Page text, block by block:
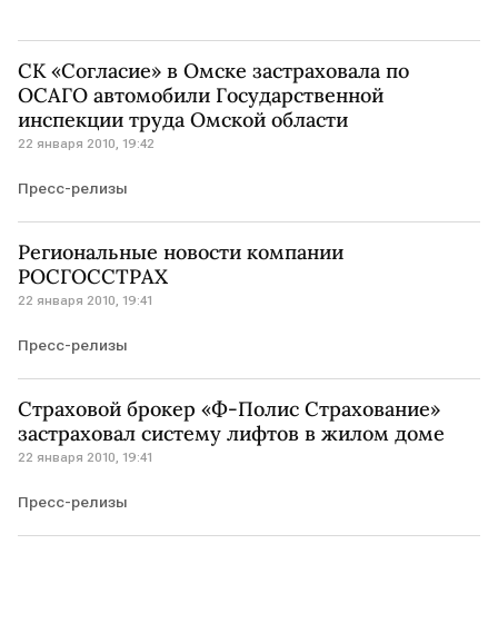
СК «Согласие» в Омске застраховала по
ОСАГО автомобили Государственной
инспекции труда Омской области
22 января 2010, 19:42
Пресс-релизы
Региональные новости компании
РОСГОССТРАХ
22 января 2010, 19:41
Пресс-релизы
Страховой брокер «Ф-Полис Страхование»
застраховал систему лифтов в жилом доме
22 января 2010, 19:41
Пресс-релизы